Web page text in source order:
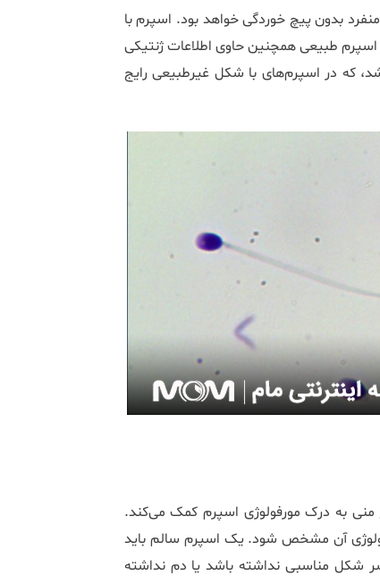
بدون پیچ خوردگی خواهد بود. اسپرم با
طبیعی همچنین حاوی اطلاعات ژنتیکی
که در اسپرم‌های با شکل غیرطبیعی رایج
منی به درک مورفولوژی اسپرم کمک می‌کند.
آن مشخص شود. یک اسپرم سالم باید
مناسبی نداشته باشد یا دم نداشته